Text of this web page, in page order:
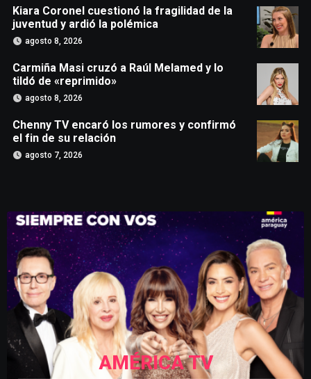
Kiara Coronel cuestionó la fragilidad de la
juventud y ardió la polémica
agosto 8, 2026
Carmiña Masi cruzó a Raúl Melamed y lo
tildó de «reprimido»
agosto 8, 2026
Chenny TV encaró los rumores y confirmó
el fin de su relación
agosto 7, 2026
AMÉRICA TV